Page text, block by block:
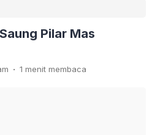
Pilar Mas
. 1 menit membaca